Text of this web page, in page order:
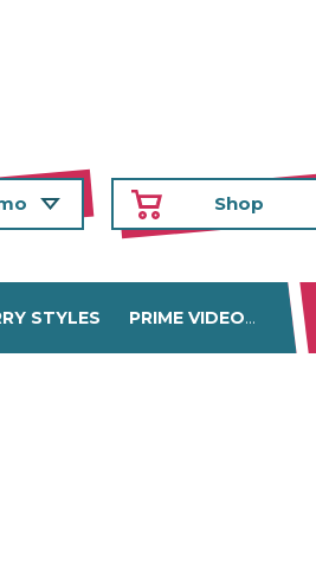
Shop
STYLES PRIME VIDEO